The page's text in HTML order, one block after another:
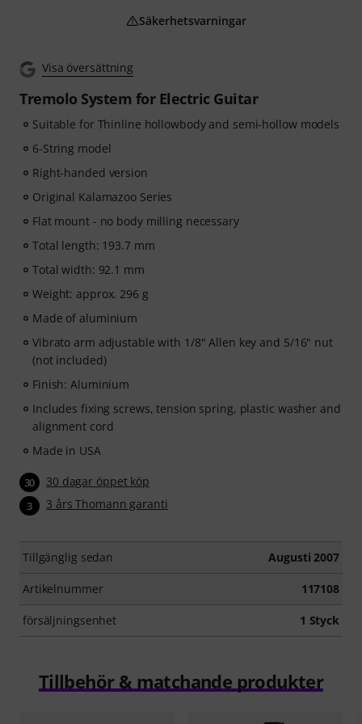
Visa översättning
Tremolo System for Electric Guitar
Suitable for Thinline hollowbody and semi-hollow models
6-String model
Right-handed version
Original Kalamazoo Series
Flat mount - no body milling necessary
Total length: 193.7 mm
Total width: 92.1 mm
Weight: approx. 296 g
Made of aluminium
Vibrato arm adjustable with 1/8" Allen key and 5/16" nut
(not included)
Finish: Aluminium
Includes fixing screws, tension spring, plastic washer and
alignment cord
Made in USA
30 30 dagar öppet köp
3 3 års Thomann garanti
Tillgänglig sedan Augusti 2007
Artikelnummer 117108
försäljningsenhet 1 Styck
Säkerhetsvarningar
Tillbehör & matchande produkter